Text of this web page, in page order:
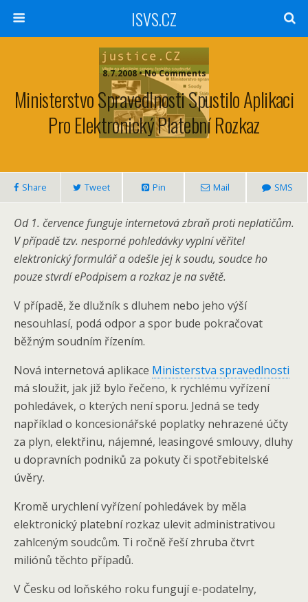
ISVS.CZ
8.7.2008 • No Comments
Ministerstvo Spravedlnosti Spustilo Aplikaci
Pro Elektronický Platební Rozkaz
Share Tweet Pin Mail SMS
Od 1. července funguje internetová zbraň proti neplatičům.
V případě tzv. nesporné pohledávky vyplní věřitel
elektronický formulář a odešle jej k soudu, soudce ho
pouze stvrdí ePodpisem a rozkaz je na světě.
V případě, že dlužník s dluhem nebo jeho výší
nesouhlasí, podá odpor a spor bude pokračovat
běžným soudním řízením.
Nová internetová aplikace Ministerstva spravedlnosti
má sloužit, jak již bylo řečeno, k rychlému vyřízení
pohledávek, o kterých není sporu. Jedná se tedy
například o koncesionářské poplatky nehrazené účty
za plyn, elektřinu, nájemné, leasingové smlouvy, dluhy
u dopravních podniků za pokuty či spotřebitelské
úvěry.
Kromě urychlení vyřízení pohledávek by měla
elektronický platební rozkaz ulevit administrativou
zahlceným soudcům. Ti ročně řeší zhruba čtvrt
miliónů těchto případů.
V Česku od loňského roku fungují e-podatelny,